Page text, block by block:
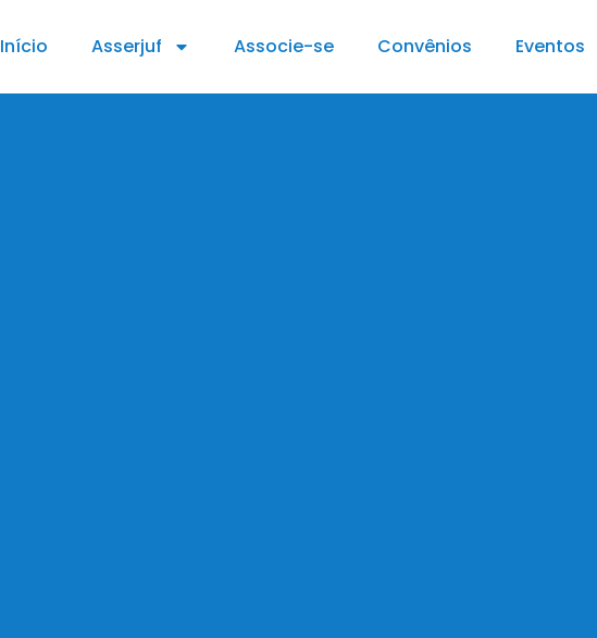
Início Asserjuf Associe-se Convênios Eventos